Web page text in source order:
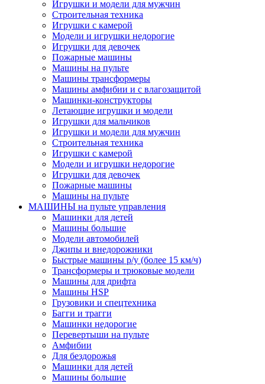
Игрушки и модели для мужчин
Строительная техника
Игрушки с камерой
Модели и игрушки недорогие
Игрушки для девочек
Пожарные машины
Машины на пульте
Машины трансформеры
Машины амфибии и с влагозащитой
Машинки-конструкторы
Летающие игрушки и модели
Игрушки для мальчиков
Игрушки и модели для мужчин
Строительная техника
Игрушки с камерой
Модели и игрушки недорогие
Игрушки для девочек
Пожарные машины
Машины на пульте
МАШИНЫ на пульте управления
Машинки для детей
Машины большие
Модели автомобилей
Джипы и внедорожники
Быстрые машины р/у (более 15 км/ч)
Трансформеры и трюковые модели
Машины для дрифта
Машины HSP
Грузовики и спецтехника
Багги и трагги
Машинки недорогие
Перевертыши на пульте
Амфибии
Для бездорожья
Машинки для детей
Машины большие